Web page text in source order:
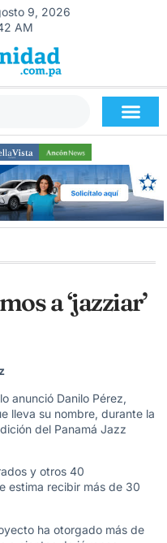
9, 2026
AM
a ‘jazziar’
anunció Danilo Pérez,
lleva su nombre, durante la
del Panamá Jazz
y otros 40
estima recibir más de 30
ha otorgado más de